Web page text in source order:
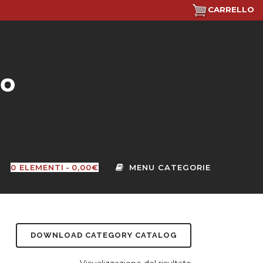
CARRELLO
0 ELEMENTI 0,00€
DOWNLOAD CATEGORY CATALOG